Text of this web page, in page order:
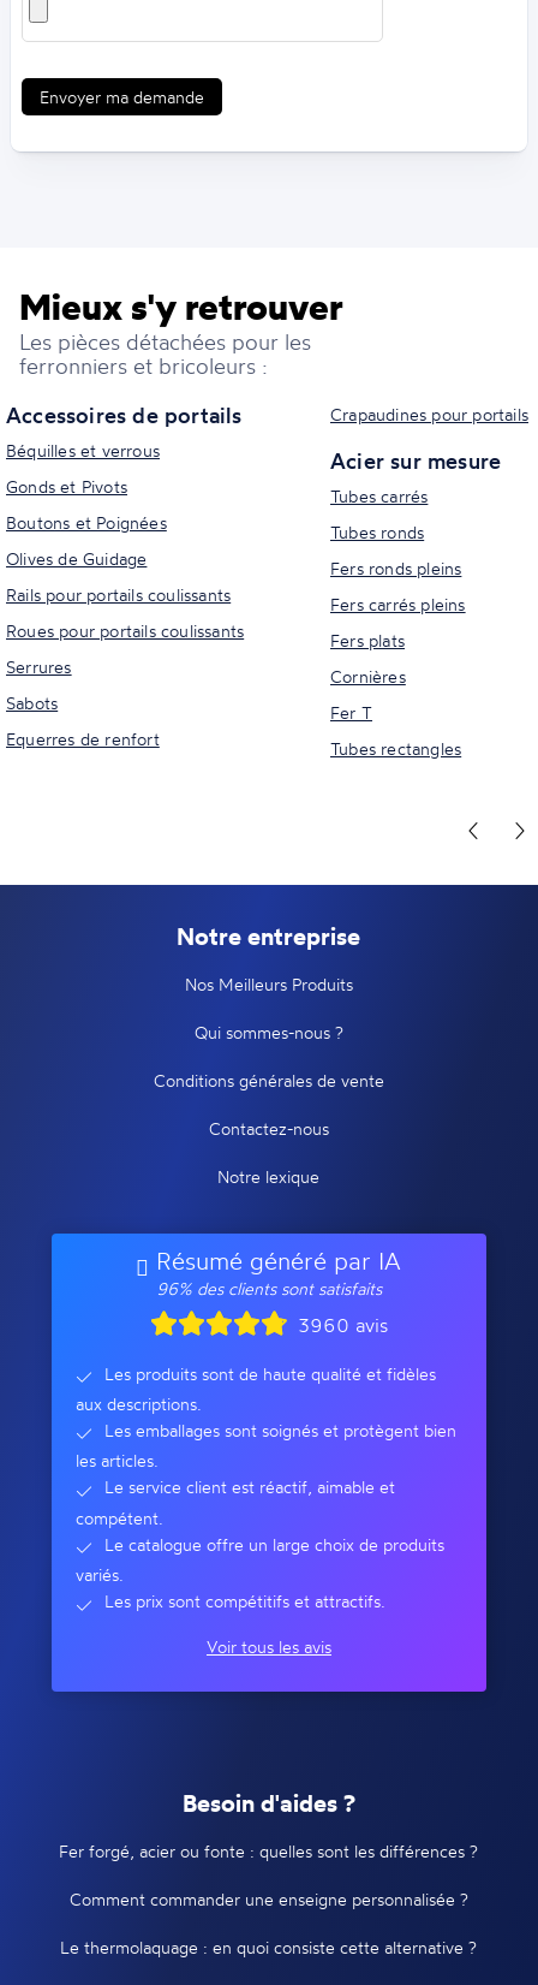
Envoyer ma demande
Mieux s'y retrouver
Les pièces détachées pour les
ferronniers et bricoleurs :
Accessoires de portails
Béquilles et verrous
Gonds et Pivots
Boutons et Poignées
Olives de Guidage
Rails pour portails coulissants
Roues pour portails coulissants
Serrures
Sabots
Equerres de renfort
Crapaudines pour portails
Acier sur mesure
Tubes carrés
Tubes ronds
Fers ronds pleins
Fers carrés pleins
Fers plats
Cornières
Fer T
Tubes rectangles
Notre entreprise
Nos Meilleurs Produits
Qui sommes-nous ?
Conditions générales de vente
Contactez-nous
Notre lexique
Résumé généré par IA
96% des clients sont satisfaits
3960 avis
Les produits sont de haute qualité et fidèles
aux descriptions.
Les emballages sont soignés et protègent bien
les articles.
Le service client est réactif, aimable et
compétent.
Le catalogue offre un large choix de produits
variés.
Les prix sont compétitifs et attractifs.
Voir tous les avis
Besoin d'aides ?
Fer forgé, acier ou fonte : quelles sont les différences ?
Comment commander une enseigne personnalisée ?
Le thermolaquage : en quoi consiste cette alternative ?